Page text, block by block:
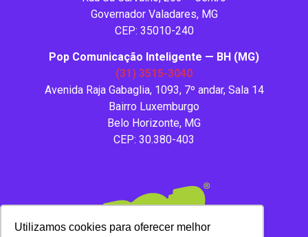
Utilizamos cookies para oferecer melhor
Governador Valadares, MG
CEP: 35010-240
Pop Comunicação Inteligente — BH (MG)
(31) 3515-3040
Avenida Raja Gabaglia, 1093, 7º andar, Sala 14
Bairro Luxemburgo
Belo Horizonte, MG
CEP: 30.380-403